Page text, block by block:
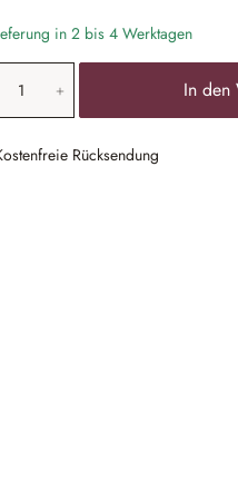
in 2 bis 4 Werktagen
Anzahl: Gib
In den
Rücksendung